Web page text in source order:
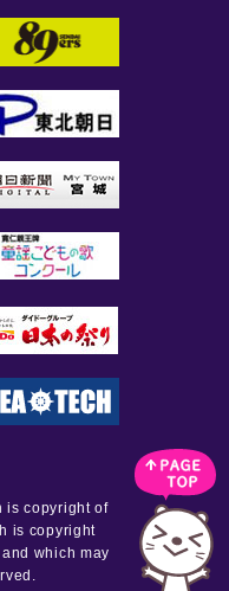
is copyright of
is copyright
which may